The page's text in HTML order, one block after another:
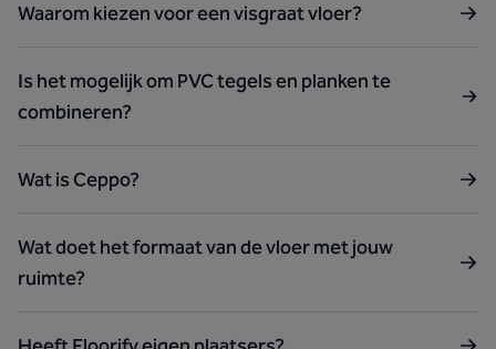
Waarom kiezen voor een visgraat vloer?
Is het mogelijk om PVC tegels en planken te
combineren?
Wat is Ceppo?
Wat doet het formaat van de vloer met jouw
ruimte?